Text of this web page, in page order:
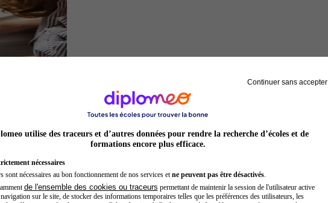
Continuer sans accepter
utilise des traceurs et d’autres données pour rendre la recherche d’écoles et de
formations encore plus efficace.
nécessaires
sont nécessaires au bon fonctionnement de nos services et ne peuvent pas être désactivés.
de l'ensemble des cookies ou traceurs permettant de maintenir la session de l'utilisateur active
sur le site, de stocker des informations temporaires telles que les préférences des utilisateurs, les